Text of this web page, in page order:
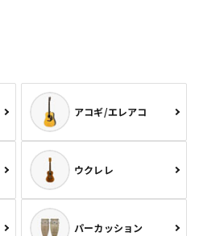
アコギ/エレアコ
ウクレレ
パーカッション